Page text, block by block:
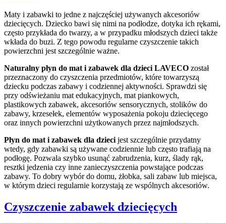
Maty i zabawki to jedne z najczęściej używanych akcesoriów
dziecięcych. Dziecko bawi się nimi na podłodze, dotyka ich rękami,
często przykłada do twarzy, a w przypadku młodszych dzieci także
wkłada do buzi. Z tego powodu regularne czyszczenie takich
powierzchni jest szczególnie ważne.
Naturalny płyn do mat i zabawek dla dzieci LAVECO został
przeznaczony do czyszczenia przedmiotów, które towarzyszą
dziecku podczas zabawy i codziennej aktywności. Sprawdzi się
przy odświeżaniu mat edukacyjnych, mat piankowych,
plastikowych zabawek, akcesoriów sensorycznych, stolików do
zabawy, krzesełek, elementów wyposażenia pokoju dziecięcego
oraz innych powierzchni użytkowanych przez najmłodszych.
Płyn do mat i zabawek dla dzieci jest szczególnie przydatny
wtedy, gdy zabawki są używane codziennie lub często trafiają na
podłogę. Pozwala szybko usunąć zabrudzenia, kurz, ślady rąk,
resztki jedzenia czy inne zanieczyszczenia powstające podczas
zabawy. To dobry wybór do domu, żłobka, sali zabaw lub miejsca,
w którym dzieci regularnie korzystają ze wspólnych akcesoriów.
Czyszczenie zabawek dziecięcych